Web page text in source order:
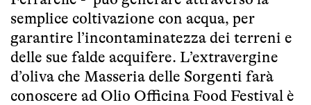
semplice coltivazione con acqua, per
garantire l’incontaminatezza dei terreni e
delle sue falde acquifere. L’extravergine
d’oliva che Masseria delle Sorgenti farà
conoscere ad Olio Officina Food Festival è